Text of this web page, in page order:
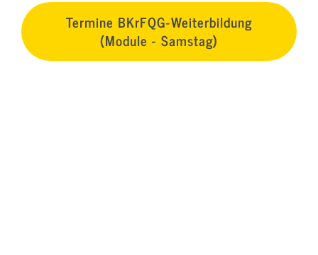
Termine BKrFQG-Weiterbildung
(Module - Samstag)